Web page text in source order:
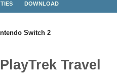
DOWNLOAD
Switch 2
Travel